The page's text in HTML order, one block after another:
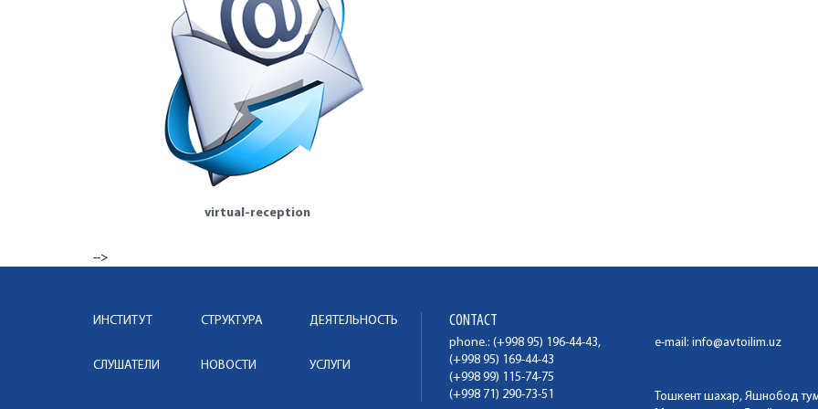
virtual-reception
-->
ИНСТИТУТ СТРУКТУРА ДЕЯТЕЛЬНОСТЬ
СЛУШАТЕЛИ НОВОСТИ УСЛУГИ
CONTACT
phone.: (+998 95) 196-44-43,
(+998 95) 169-44-43
(+998 99) 115-74-75
(+998 71) 290-73-51
e-mail: info@avtoilim.uz
Тошкент шахар, Яшнобод